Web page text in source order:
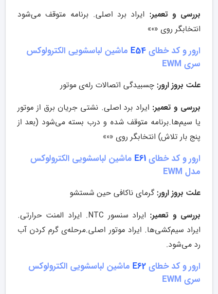
بررسی و تعمیر: ایراد برد اصلی. برنامه متوقف می‌شود
انتخابگر روی «0»
ارور و کد خطای
ماشین لباسشویی الکترولوکس
سری EWM
علت بروز ارور: چسبیدگی اتصالات رله‌ی موتور
بررسی و تعمیر: ایراد برد اصلی. نشتی جریان برق از موتور
یا سیم‌ها.برنامه متوقف شده و درب بسته می‌شود (بعد از
پنج بار تلاش) انتخابگر روی «0»
ارور و کد خطای
ماشین لباسشویی الکترولوکس
مدل EWM
علت بروز ارور:گرمای ناکافی حین شستشو
بررسی و تعمیر:
ایراد سنسور NTC. ایراد المنت حرارتی.
ایراد سیم‌کشی‌ها. ایراد موتور اصلی.مرحله‌ی گرم کردن آب
رد می‌شود.
ارور و کد خطای
ماشین لباسشویی الکترولوکس
سری EWM